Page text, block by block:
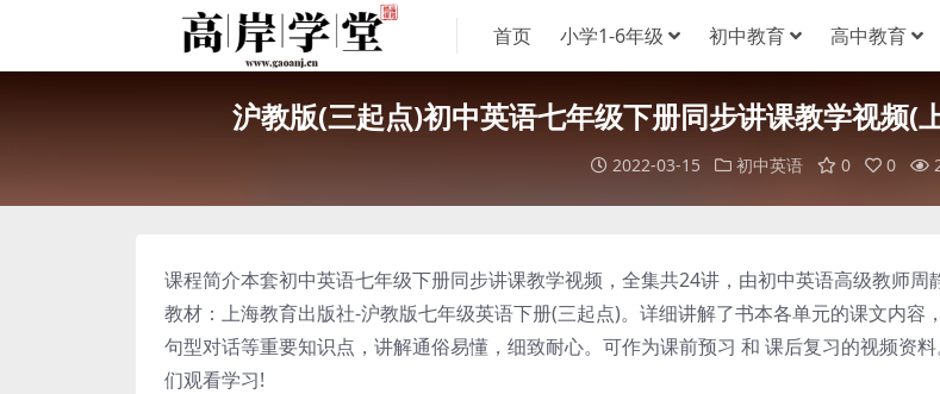
首页 小学1-6年级 初中教育 高中教育
沪教版(三起点)初中英语七年级下册同步讲课教学视频(
2022-03-15 初中英语 0 0
课程简介本套初中英语七年级下册同步讲课教学视频，全集共24讲，由初中英语高级教师周
教材：上海教育出版社-沪教版七年级英语下册(三起点)。详细讲解了书本各单元的课文内容
句型对话等重要知识点，讲解通俗易懂，细致耐心。可作为课前预习 和 课后复习的视频资
们观看学习!